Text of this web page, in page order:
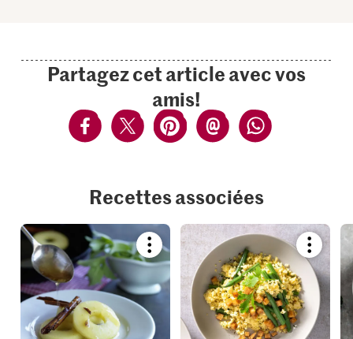
Partagez cet article avec vos
amis!
Recettes associées
Bookmark
recipe
add
it
your
collections.
recipe
or
add
to
your